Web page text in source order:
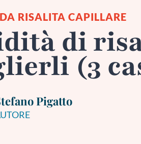
RISALITA CAPILLARE
di
(3
Pigatto